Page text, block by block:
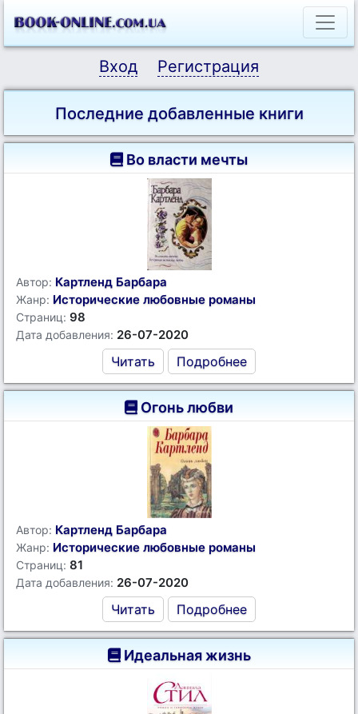
Вход Регистрация
Последние добавленные книги
Во власти мечты
Автор: Картленд Барбара
Жанр: Исторические любовные романы
Страниц: 98
Дата добавления: 26-07-2020
Читать Подробнее
Огонь любви
Автор: Картленд Барбара
Жанр: Исторические любовные романы
Страниц: 81
Дата добавления: 26-07-2020
Читать Подробнее
Идеальная жизнь